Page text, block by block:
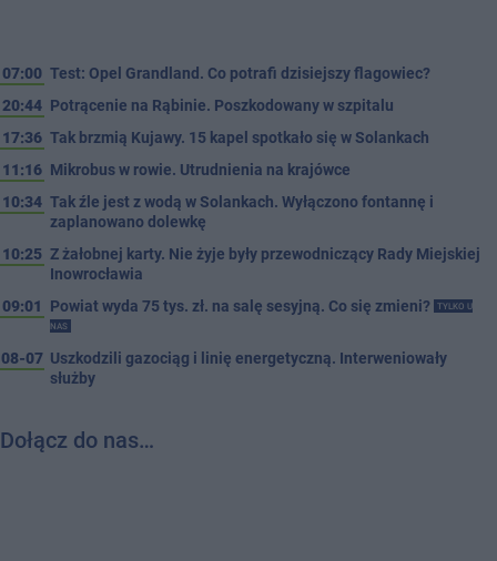
07:00 Test: Opel Grandland. Co potrafi dzisiejszy flagowiec?
20:44 Potrącenie na Rąbinie. Poszkodowany w szpitalu
17:36 Tak brzmią Kujawy. 15 kapel spotkało się w Solankach
11:16 Mikrobus w rowie. Utrudnienia na krajówce
10:34 Tak źle jest z wodą w Solankach. Wyłączono fontannę i
zaplanowano dolewkę
10:25 Z żałobnej karty. Nie żyje były przewodniczący Rady Miejskiej
Inowrocławia
09:01
Powiat wyda 75 tys. zł. na salę sesyjną. Co się zmieni?
TYLKO U
NAS
08-07 Uszkodzili gazociąg i linię energetyczną. Interweniowały
służby
Dołącz do nas…